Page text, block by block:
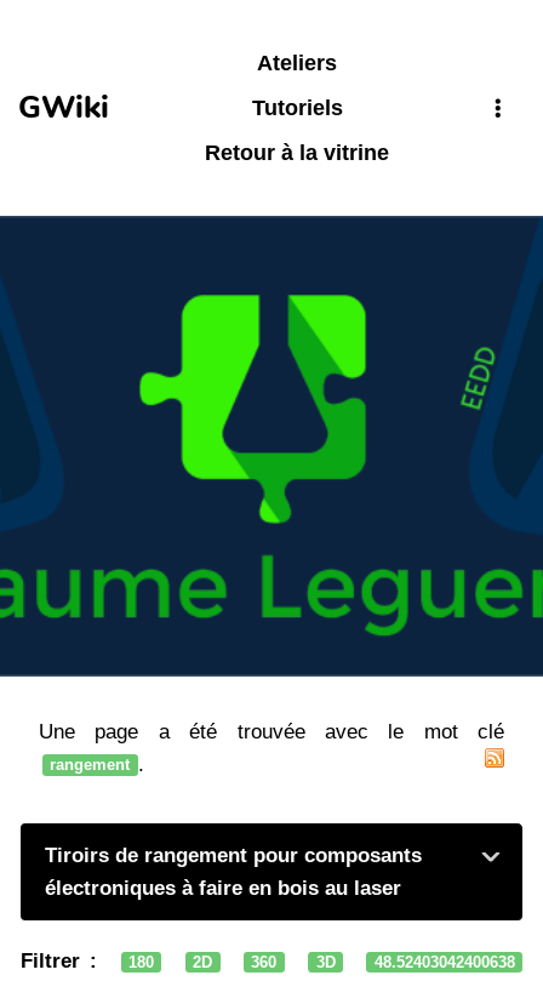
GWiki
Ateliers
Tutoriels
Retour à la vitrine
Une page a été trouvée avec le mot clé
rangement .
Tiroirs de rangement pour composants
électroniques à faire en bois au laser
Filtrer : 180 2D 360 3D
48.52403042400638